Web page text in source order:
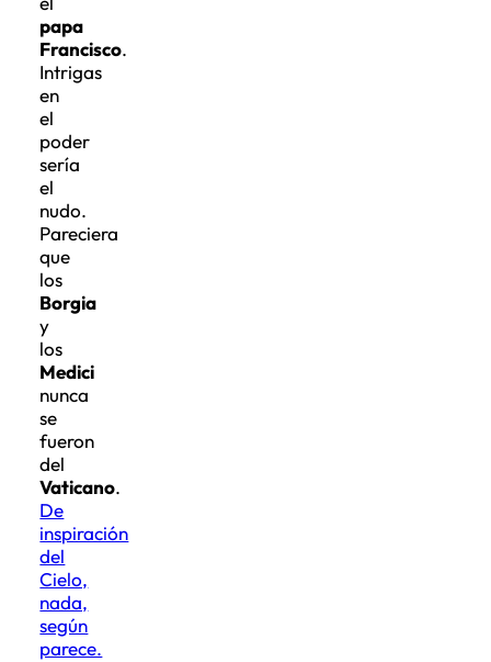
papa
Francisco.
Intrigas
en
el
poder
sería
el
nudo.
Pareciera
que
los
Borgia
y
los
Medici
nunca
se
fueron
del
Vaticano.
De
inspiración
del
Cielo,
nada,
según
parece.